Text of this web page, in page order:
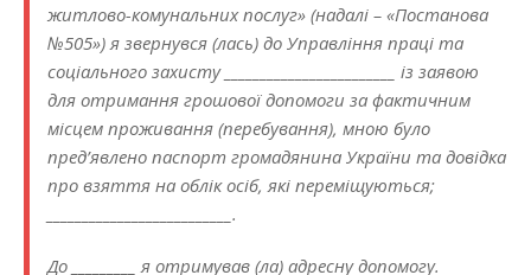
житлово-комунальних послуг» (надалі – «Постанова
№505») я звернувся (лась) до Управління праці та
соціального захисту ________________________ із заявою
для отримання грошової допомоги за фактичним
місцем проживання (перебування), мною було
пред’явлено паспорт громадянина України та довідка
про взяття на облік осіб, які переміщуються;
__________________________.
До _________ я отримував (ла) адресну допомогу.